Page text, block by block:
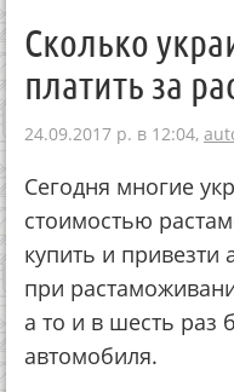
Сколько
платить за
24.09.2017 р. в 12:04,
Сегодня многие
стоимостью
купить и
при
а то и в шесть раз
автомобиля.